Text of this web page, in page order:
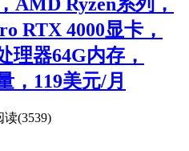
RTX 4000显卡，
理器64G内存，
，119美元/月
读(3539)